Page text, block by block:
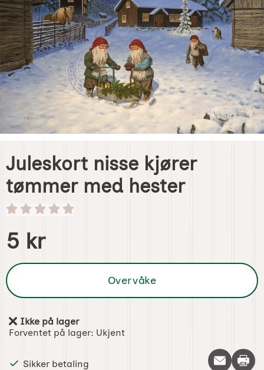
Juleskort nisse kjører
tømmer med hester
Handle dette produktet, Juleskort nisse kjører tømmer
pris
5 kr
Overvåke
Produkttilgjengelighet:
Ikke på lager
Forventet på lager: Ukjent
Sikker betaling Skriv